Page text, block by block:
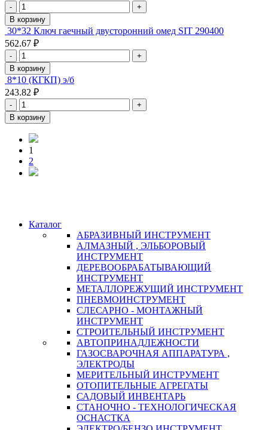
-
+
В корзину
30*32 Ключ гаечный двусторонний омед SIT 290400
562.67 ₽
-
+
В корзину
8*10 (КГКП) э/б
243.82 ₽
-
+
В корзину
1
2
Каталог
АБРАЗИВНЫЙ ИНСТРУМЕНТ
АЛМАЗНЫЙ , ЭЛЬБОРОВЫЙ
ИНСТРУМЕНТ
ДЕРЕВООБРАБАТЫВАЮЩИЙ
ИНСТРУМЕНТ
МЕТАЛЛОРЕЖУЩИЙ ИНСТРУМЕНТ
ПНЕВМОИНСТРУМЕНТ
СЛЕСАРНО - МОНТАЖНЫЙ
ИНСТРУМЕНТ
СТРОИТЕЛЬНЫЙ ИНСТРУМЕНТ
АВТОПРИНАДЛЕЖНОСТИ
ГАЗОСВАРОЧНАЯ АППАРАТУРА ,
ЭЛЕКТРОДЫ
МЕРИТЕЛЬНЫЙ ИНСТРУМЕНТ
ОТОПИТЕЛЬНЫЕ АГРЕГАТЫ
САДОВЫЙ ИНВЕНТАРЬ
СТАНОЧНО - ТЕХНОЛОГИЧЕСКАЯ
ОСНАСТКА